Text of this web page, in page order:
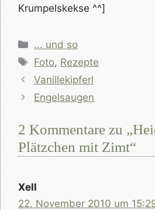
Krumpelskekse ^^]
Kategorien
... und so
Schlagwörter
Foto, Rezepte
Vanillekipferl
Engelsaugen
2 Kommentare zu
Plätzchen mit Zimt“
Xell
22. November 2010 um